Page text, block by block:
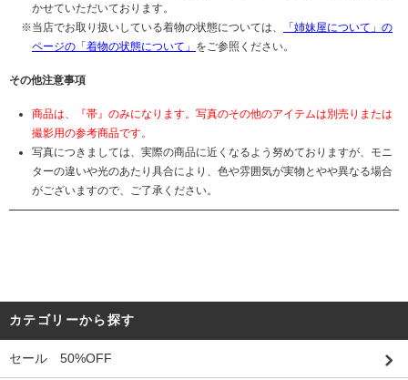
かせていただいております。
当店でお取り扱いしている着物の状態については、
「姉妹屋について」の
ページの「着物の状態について」 をご参照ください。
その他注意事項
商品は、『帯』のみになります。写真のその他のアイテムは別売りまたは
撮影用の参考商品です。
写真につきましては、実際の商品に近くなるよう努めておりますが、モニ
ターの違いや光のあたり具合により、色や雰囲気が実物とやや異なる場合
がございますので、ご了承ください。
カテゴリーから探す
セール 50%OFF